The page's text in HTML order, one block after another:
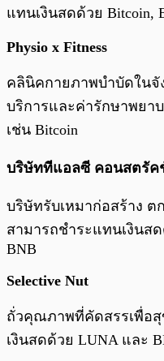
แทนเงินสดด้วย Bitcoin,
Physio x Fitness
คลินิคกายภาพบำบัดในจั
บริการและค่ารักษาพยาบ
เช่น Bitcoin
บริษัททีแอลซี คอนสตรัค
บริษัทรับเหมาก่อสร้าง ต
สามารถชำระแทนเงินสด
BNB
Selective Nut
ถั่วคุณภาพที่คัดสรรเพื่อ
เงินสดด้วย LUNA และ